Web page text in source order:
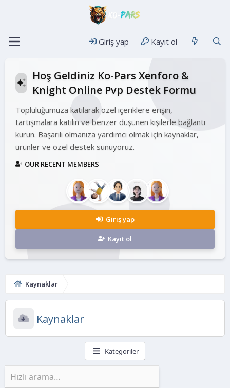
Giriş yap Kayıt ol
Hoş Geldiniz Ko-Pars Xenforo &
Knight Online Pvp Destek Formu
Topluluğumuza katılarak özel içeriklere erişin,
tartışmalara katılın ve benzer düşünen kişilerle bağlantı
kurun. Başarılı olmanıza yardımcı olmak için kaynaklar,
ürünler ve özel destek sunuyoruz.
OUR RECENT MEMBERS
Giriş yap
Kayıt ol
Kaynaklar
Kaynaklar
Kategoriler